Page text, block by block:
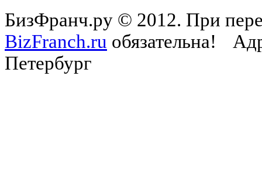
БизФранч.ру © 2012. При
BizFranch.ru обязательна!
Петербург